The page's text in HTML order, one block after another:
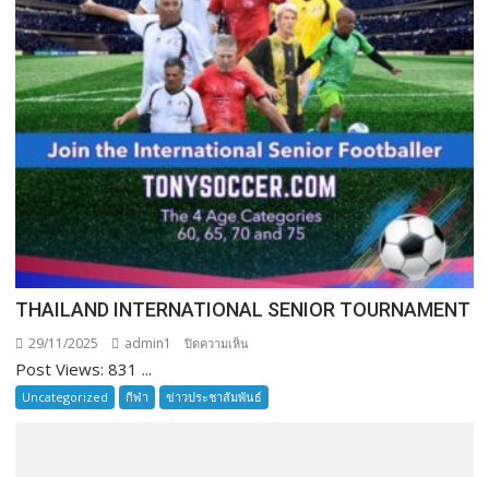
THAILAND INTERNATIONAL SENIOR TOURNAMENT
29/11/2025 admin1 ปิดความเห็น
INTERNATIONAL
SENIOR
Post Views: 831 ...
Uncategorized กีฬา ข่าวประชาสัมพันธ์